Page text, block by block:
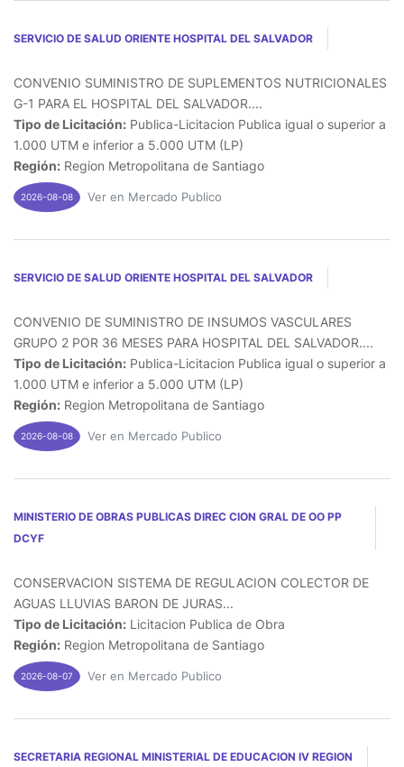
SERVICIO DE SALUD ORIENTE HOSPITAL DEL SALVADOR
CONVENIO SUMINISTRO DE SUPLEMENTOS NUTRICIONALES
G-1 PARA EL HOSPITAL DEL SALVADOR....
Tipo de Licitación: Publica-Licitacion Publica igual o superior a
1.000 UTM e inferior a 5.000 UTM (LP)
Región: Region Metropolitana de Santiago
2026-08-08 Ver en Mercado Publico
SERVICIO DE SALUD ORIENTE HOSPITAL DEL SALVADOR
CONVENIO DE SUMINISTRO DE INSUMOS VASCULARES
GRUPO 2 POR 36 MESES PARA HOSPITAL DEL SALVADOR....
Tipo de Licitación: Publica-Licitacion Publica igual o superior a
1.000 UTM e inferior a 5.000 UTM (LP)
Región: Region Metropolitana de Santiago
2026-08-08 Ver en Mercado Publico
MINISTERIO DE OBRAS PUBLICAS DIREC CION GRAL DE OO PP
DCYF
CONSERVACION SISTEMA DE REGULACION COLECTOR DE
AGUAS LLUVIAS BARON DE JURAS...
Tipo de Licitación: Licitacion Publica de Obra
Región: Region Metropolitana de Santiago
2026-08-07 Ver en Mercado Publico
SECRETARIA REGIONAL MINISTERIAL DE EDUCACION IV REGION